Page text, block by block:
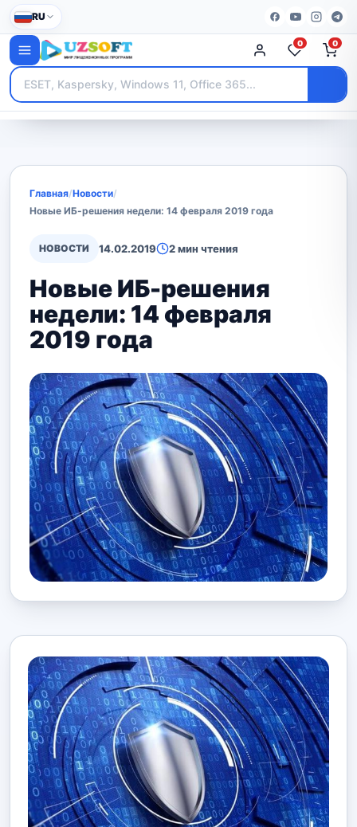
RU
0 0
Главная/Новости/
Новые ИБ-решения недели: 14 февраля 2019 года
НОВОСТИ 14.02.2019 2 мин чтения
Новые ИБ-решения
недели: 14 февраля
2019 года